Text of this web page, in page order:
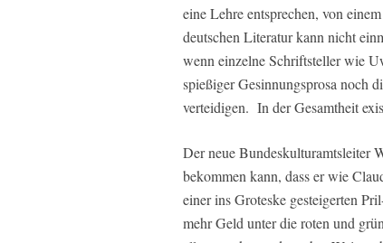
eine Lehre entsprechen, von
deutschen Literatur kann nicht
wenn einzelne Schriftsteller wie
spießiger Gesinnungsprosa noch
verteidigen. In der Gesamtheit
Der neue Bundeskulturamtsleiter
bekommen kann, dass er wie
einer ins Groteske gesteigerten
mehr Geld unter die roten und